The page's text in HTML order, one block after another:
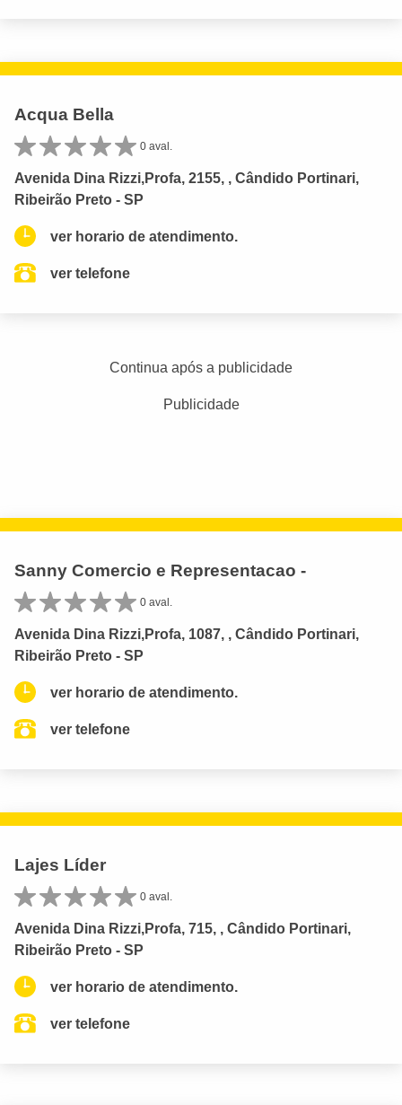
Acqua Bella
0 aval.
Avenida Dina Rizzi,Profa, 2155, , Cândido Portinari,
Ribeirão Preto - SP
ver horario de atendimento.
ver telefone
Continua após a publicidade
Publicidade
Sanny Comercio e Representacao -
0 aval.
Avenida Dina Rizzi,Profa, 1087, , Cândido Portinari,
Ribeirão Preto - SP
ver horario de atendimento.
ver telefone
Lajes Líder
0 aval.
Avenida Dina Rizzi,Profa, 715, , Cândido Portinari,
Ribeirão Preto - SP
ver horario de atendimento.
ver telefone